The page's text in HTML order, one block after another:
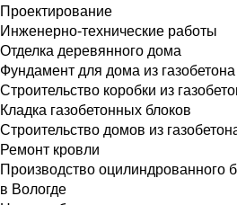
Проектирование
Инженерно-технические работы
Отделка деревянного дома
Фундамент для дома из газобетона
Строительство коробки из
Кладка газобетонных блоков
Строительство домов из
Ремонт кровли
Производство оцилиндрованного
в Вологде